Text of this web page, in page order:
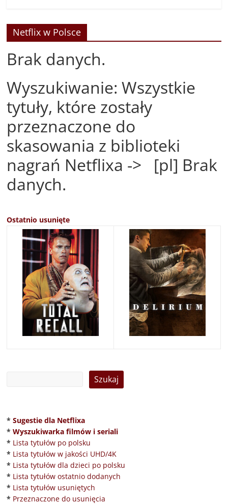
Netflix w Polsce
Brak danych.
Wyszukiwanie: Wszystkie
tytuły, które zostały
przeznaczone do
skasowania z biblioteki
nagrań Netflixa -> [pl] Brak
danych.
Ostatnio usunięte
* Sugestie dla Netflixa
* Wyszukiwarka filmów i seriali
* Lista tytułów po polsku
* Lista tytułów w jakości UHD/4K
* Lista tytułów dla dzieci po polsku
* Lista tytułów ostatnio dodanych
* Lista tytułów usuniętych
* Przeznaczone do usunięcia